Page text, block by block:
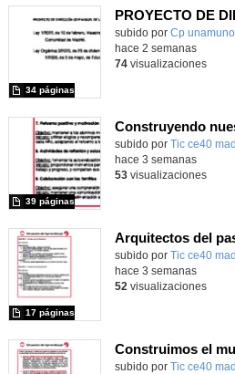
PROYECTO DE
Contenido educativo.
subido por Cp
34 páginas
hace 2 semanas
74visualizaciones
subido por Tic ce40
39 páginas
hace 3 semanas
53visualizaciones
Arquitectos del
subido por Tic ce40
17 páginas
hace 3 semanas
52 visualizaciones
Construimos el
subido por Tic ce40